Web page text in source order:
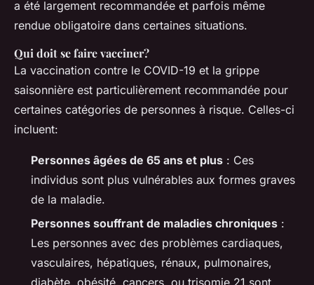
a été largement recommandée et parfois même
rendue obligatoire dans certaines situations.
Qui doit se faire vacciner?
La vaccination contre le COVID-19 et la grippe
saisonnière est particulièrement recommandée pour
certaines catégories de personnes à risque. Celles-ci
incluent:
Personnes âgées de 65 ans et plus : Ces
individus sont plus vulnérables aux formes graves
de la maladie.
Personnes souffrant de maladies chroniques :
Les personnes avec des problèmes cardiaques,
vasculaires, hépatiques, rénaux, pulmonaires,